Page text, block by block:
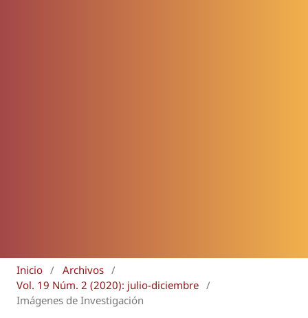
Inicio / Archivos /
Vol. 19 Núm. 2 (2020): julio-diciembre /
Imágenes de Investigación